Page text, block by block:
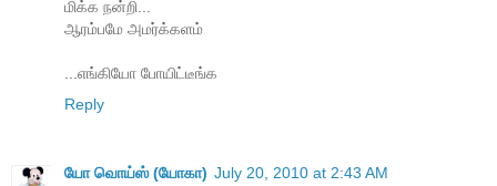
மிக்க நன்றி...
ஆரம்பமே அமர்க்களம்
...எங்கியோ போயிட்டீங்க
Reply
யோ வொய்ஸ் (யோகா) July 20, 2010 at 2:43 AM